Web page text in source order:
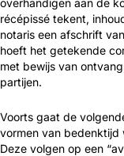
overhandigen aan de
récépissé tekent,
notaris een afschrift
hoeft het getekende
met bewijs van
partijen.
Voorts gaat de
vormen van bedenktijd
Deze volgen op een